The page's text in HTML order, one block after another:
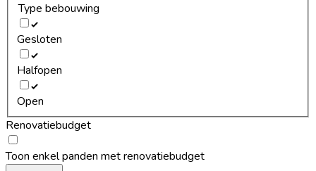
Type bebouwing
Gesloten
Halfopen
Open
Renovatiebudget
Toon enkel panden met renovatiebudget